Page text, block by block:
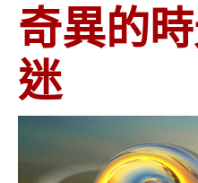
奇異的
迷